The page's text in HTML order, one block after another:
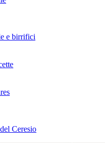
e birrifici
Ceresio